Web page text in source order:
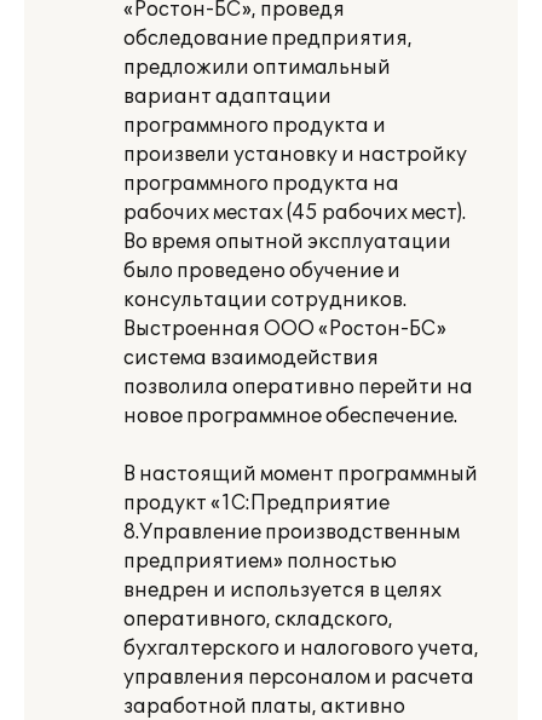
«Ростон-БС», проведя
обследование предприятия,
предложили оптимальный
вариант адаптации
программного продукта и
произвели установку и настройку
программного продукта на
рабочих местах (45 рабочих мест).
Во время опытной эксплуатации
было проведено обучение и
консультации сотрудников.
Выстроенная ООО «Ростон-БС»
система взаимодействия
позволила оперативно перейти на
новое программное обеспечение.
В настоящий момент программный
продукт «1С:Предприятие
8.Управление производственным
предприятием» полностью
внедрен и используется в целях
оперативного, складского,
бухгалтерского и налогового учета,
управления персоналом и расчета
заработной платы, активно